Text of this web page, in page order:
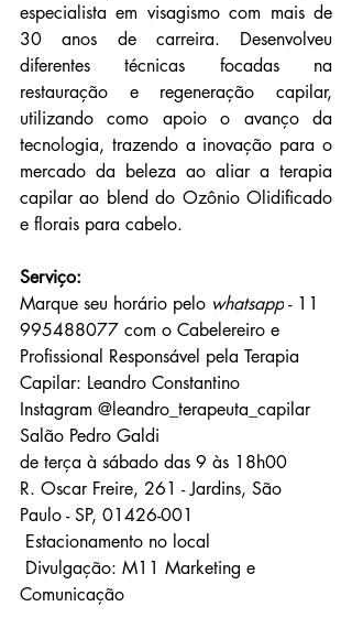
especialista em visagismo com mais de
30 anos de carreira. Desenvolveu
diferentes técnicas focadas na
restauração e regeneração capilar,
utilizando como apoio o avanço da
tecnologia, trazendo a inovação para o
mercado da beleza ao aliar a terapia
capilar ao blend do Ozônio Olidificado
e florais para cabelo.
Serviço:
Marque seu horário pelo whatsapp - 11
995488077 com o Cabelereiro e
Profissional Responsável pela Terapia
Capilar: Leandro Constantino
Instagram @leandro_terapeuta_capilar
Salão Pedro Galdi
de terça à sábado das 9 às 18h00
R. Oscar Freire, 261 - Jardins, São
Paulo - SP, 01426-001
Estacionamento no local
Comunicação